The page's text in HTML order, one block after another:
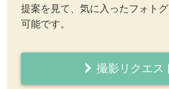
提案を見て、気に入ったフォト
可能です。
撮影リクエス